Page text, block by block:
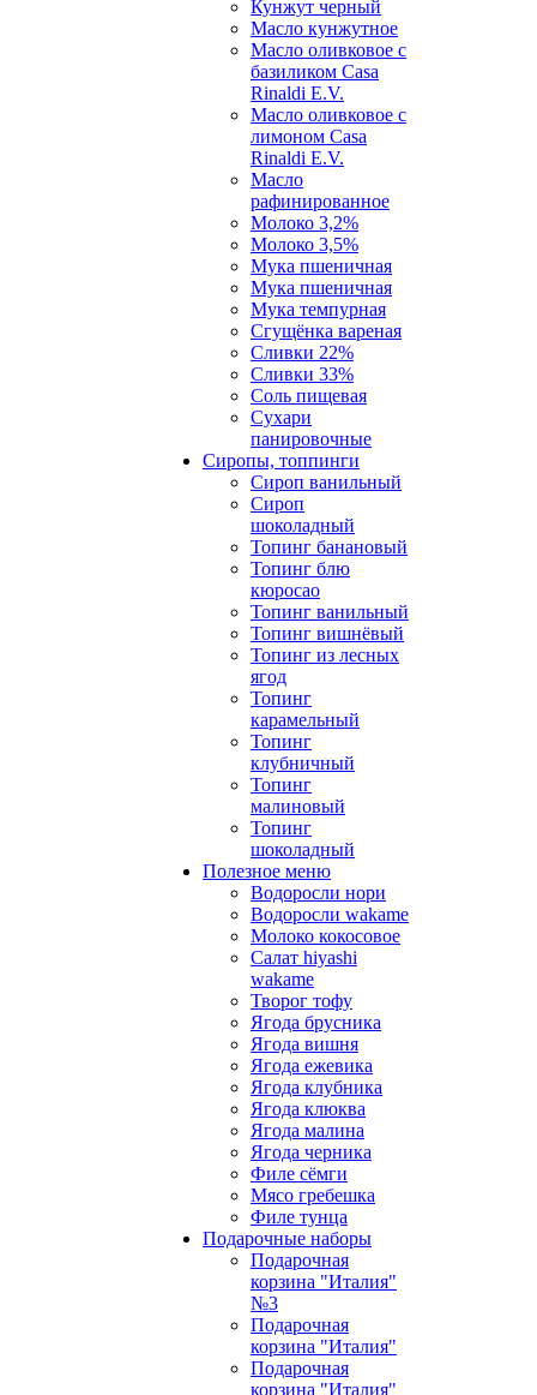
Кунжут черный
Масло кунжутное
Масло оливковое с
базиликом Casa
Rinaldi E.V.
Масло оливковое с
лимоном Casa
Rinaldi E.V.
Масло
рафинированное
Молоко 3,2%
Молоко 3,5%
Мука пшеничная
Мука пшеничная
Мука темпурная
Сгущёнка вареная
Сливки 22%
Сливки 33%
Соль пищевая
Сухари
панировочные
Сиропы, топпинги
Сироп ванильный
Сироп
шоколадный
Топинг банановый
Топинг блю
кюросао
Топинг ванильный
Топинг вишнёвый
Топинг из лесных
ягод
Топинг
карамельный
Топинг
клубничный
Топинг
малиновый
Топинг
шоколадный
Полезное меню
Водоросли нори
Водоросли wakame
Молоко кокосовое
Салат hiyashi
wakame
Творог тофу
Ягода брусника
Ягода вишня
Ягода ежевика
Ягода клубника
Ягода клюква
Ягода малина
Ягода черника
Филе сёмги
Мясо гребешка
Филе тунца
Подарочные наборы
Подарочная
корзина "Италия"
№3
Подарочная
корзина "Италия"
Подарочная
корзина "Италия"